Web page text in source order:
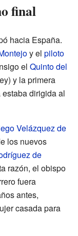
final
hacia España.
y el piloto
el Quinto del
y la primera
dirigida al
Velázquez de
los nuevos
de
razón, el obispo
fuera
antes,
casada para